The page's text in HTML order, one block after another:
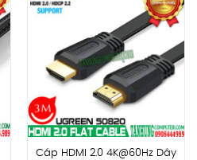
Cáp HDMI 2.0 4K@60Hz Dây